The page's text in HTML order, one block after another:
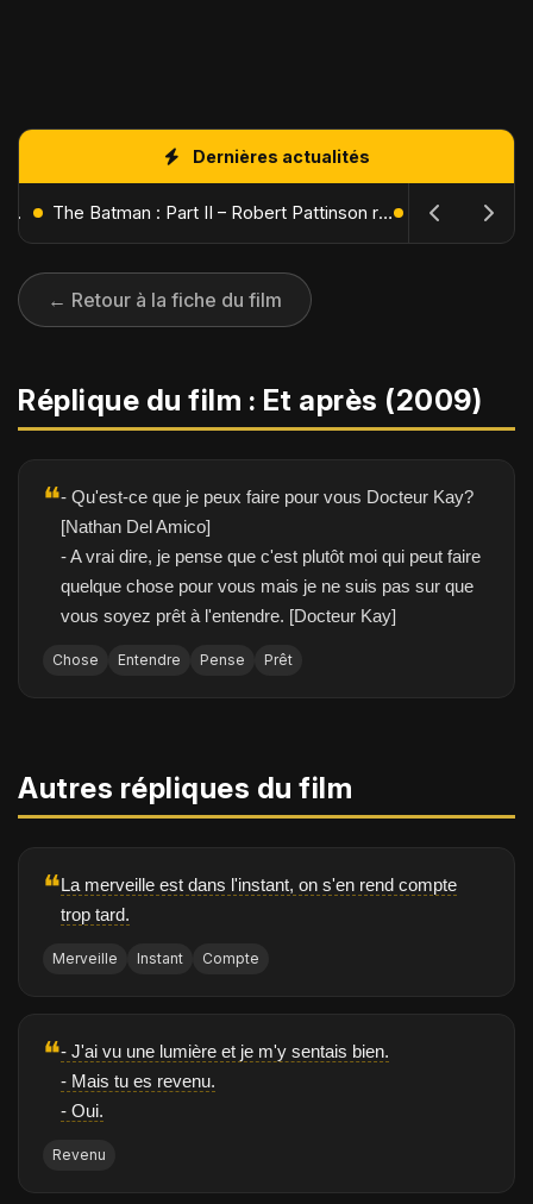
Dernières actualités
L'Âge de Glace : Le Réveil du Volcan – Manny, Sid et Diego de retour pour une aventure explosive The Batman : Part II – Robert Pattinson replonge dans les ténèbres de Gotham dès octobre 2027
← Retour à la fiche du film
Réplique du film : Et après (2009)
❝- Qu'est-ce que je peux faire pour vous Docteur Kay?
[Nathan Del Amico]
- A vrai dire, je pense que c'est plutôt moi qui peut faire
quelque chose pour vous mais je ne suis pas sur que
vous soyez prêt à l'entendre. [Docteur Kay]
Chose Entendre Pense Prêt
Autres répliques du film
❝La merveille est dans l'instant, on s'en rend compte
trop tard.
Merveille Instant Compte
❝- J'ai vu une lumière et je m'y sentais bien.
- Mais tu es revenu.
- Oui.
Revenu